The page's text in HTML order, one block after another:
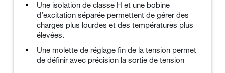
Une isolation de classe H et une bobine
d’excitation séparée permettent de gérer des
charges plus lourdes et des températures plus
élevées.
Une molette de réglage fin de la tension permet
de définir avec précision la sortie de tension